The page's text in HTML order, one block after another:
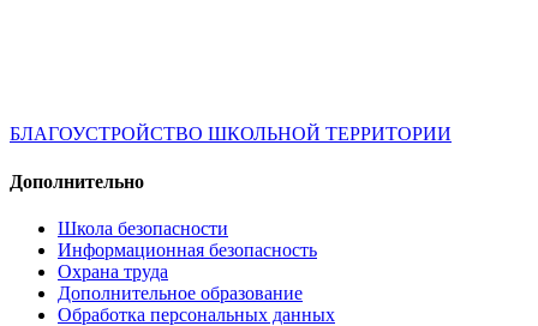
БЛАГОУСТРОЙСТВО ШКОЛЬНОЙ ТЕРРИТОРИИ
Дополнительно
Школа безопасности
Информационная безопасность
Охрана труда
Дополнительное образование
Обработка персональных данных